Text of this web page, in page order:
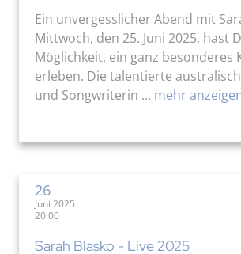
Ein unvergesslicher Abend mit
Mittwoch, den 25. Juni 2025, hast
Möglichkeit, ein ganz besonderes
erleben. Die talentierte
und Songwriterin ... mehr
26
Juni 2025
20:00
Sarah Blasko - Live 2025